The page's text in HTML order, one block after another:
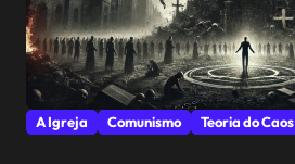
A Igreja Comunismo Teoria do Caos